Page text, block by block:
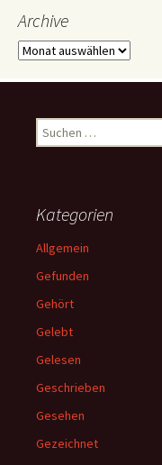
Archive
Archive
Suchen
nach:
Kategorien
Allgemein
Gefunden
Gehört
Gelebt
Gelesen
Geschrieben
Gesehen
Gezeichnet